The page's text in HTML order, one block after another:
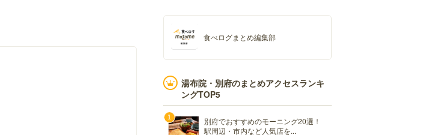
食べログまとめ編集部
湯布院・別府のまとめアクセスランキ
ングTOP5
別府でおすすめのモーニング20選！
駅周辺・市内など人気店を...